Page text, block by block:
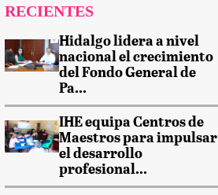
RECIENTES
Hidalgo lidera a nivel
nacional el crecimiento
del Fondo General de
Pa...
IHE equipa Centros de
Maestros para impulsar
el desarrollo
profesional...